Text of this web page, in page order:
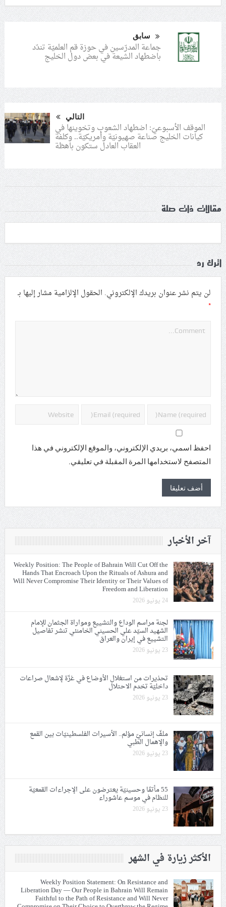
سابق
جماعة المدرّسين في حوزة قم العلميّة تندّد
باضطهاد الشيعة في بعض دول الخليج
التالي
الموقف الأسبوعيّ: اضطهاد الشعوب وتخوينها في
كيانات الخليج صناعة صهيونيّة وأمريكيّة.. وكلفة
العقاب العادل ستكون باهظة
مقالات ذات صلة
اترك رد
لن يتم نشر عنوان بريدك الإلكتروني. الحقول الإلزامية مشار إليها بـ
*
احفظ اسمي، بريدي الإلكتروني، والموقع الإلكتروني في هذا
المتصفح لاستخدامها المرة المقبلة في تعليقي.
آخر الأخبار
Weekly Position: The People of Bahrain Will Cut Off the
Hands That Encroach Upon the Rituals of Ashura and
Will Never Compromise Their Identity or Their Values of
Freedom and Liberation
24 يونيو 2026
لجنة مراسم الوداع والتشييع ومواراة الجثمان للإمام
الشهيد السيّد علي الحسيني الخامنئي تنشر تفاصيل
التشييع في إيران والعراق
23 يونيو 2026
تحذيرات من استغلال الأوضاع في غزّة لإشعال صراعات
داخليّة تخدم الاحتلال
23 يونيو 2026
ملفّ إنسانيّ مؤلم.. الأسيرات الفلسطينيّات بين القمع
والإهمال الطبي
23 يونيو 2026
55 مأتمًا وحسينيّة يعترضون على الإجراءات القمعيّة
للنظام في موسم عاشوراء
23 يونيو 2026
الأكثر زيارة في الشهر
Weekly Position Statement: On Resistance and
Liberation Day — Our People in Bahrain Will Remain
Faithful to the Path of Resistance and Will Never